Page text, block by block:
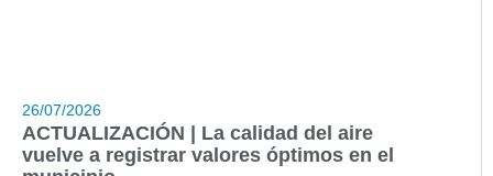
26/07/2026
ACTUALIZACIÓN | La calidad del aire
vuelve a registrar valores óptimos en el